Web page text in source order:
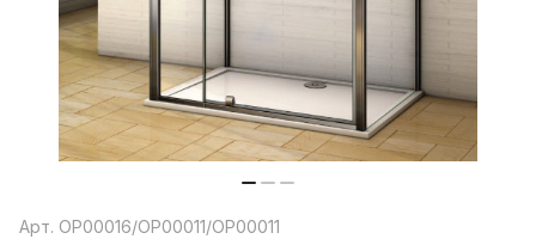
Арт. ОР00016/ОР00011/ОР00011